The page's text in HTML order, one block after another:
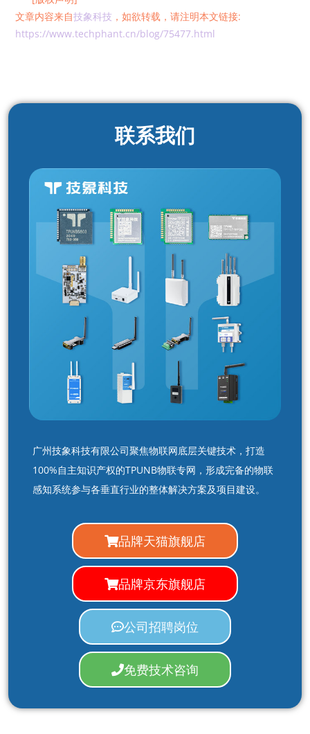
文章内容来自技象科技 ，如欲转载，请注明本文链接:
https://www.techphant.cn/blog/75477.html
联系我们
广州技象科技有限公司聚焦物联网底层关键技术，打造
100%自主知识产权的TPUNB物联专网，形成完备的物联
感知系统参与各垂直行业的整体解决方案及项目建设。
品牌天猫旗舰店
品牌京东旗舰店
公司招聘岗位
免费技术咨询